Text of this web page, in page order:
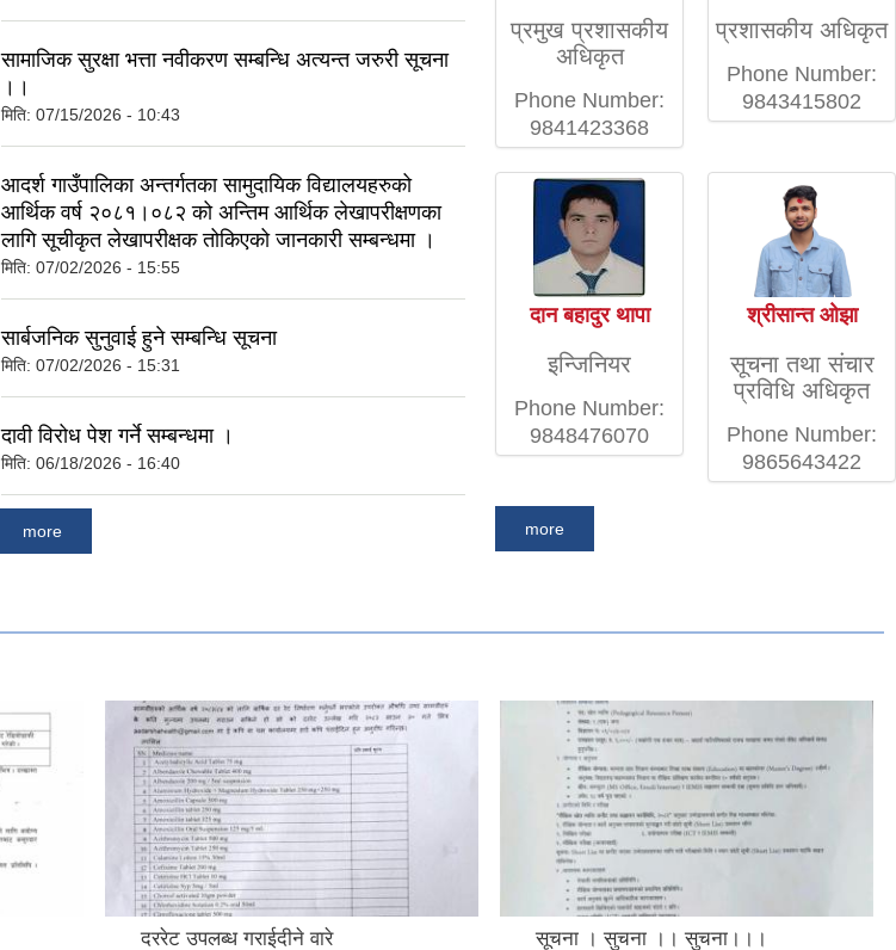
सामाजिक सुरक्षा भत्ता नवीकरण सम्बन्धि अत्यन्त जरुरी सूचना
।।
मिति: 07/15/2026 - 10:43
आदर्श गाउँपालिका अन्तर्गतका सामुदायिक विद्यालयहरुको
आर्थिक वर्ष २०८१।०८२ को अन्तिम आर्थिक लेखापरीक्षणका
लागि सूचीकृत लेखापरीक्षक तोकिएको जानकारी सम्बन्धमा ।
मिति: 07/02/2026 - 15:55
सार्बजनिक सुनुवाई हुने सम्बन्धि सूचना
मिति: 07/02/2026 - 15:31
दावी विरोध पेश गर्ने सम्बन्धमा ।
मिति: 06/18/2026 - 16:40
more
प्रमुख प्रशासकीय
अधिकृत
Phone Number:
9841423368
प्रशासकीय अधिकृत
Phone Number:
9843415802
दान बहादुर थापा
इन्जिनियर
Phone Number:
9848476070
श्रीसान्त ओझा
सूचना तथा संचार
प्रविधि अधिकृत
Phone Number:
9865643422
more
दररेट उपलब्ध गराईदीने वारे सूचना । सुचना ।। सुचना।।।